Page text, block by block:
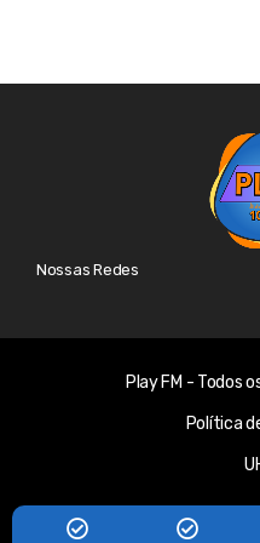
Nossas Redes
Play FM - Todos
Política